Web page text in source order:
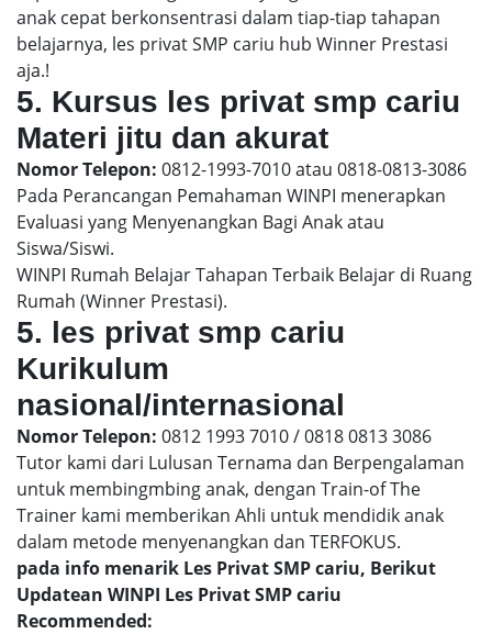
anak cepat berkonsentrasi dalam tiap-tiap tahapan
belajarnya, les privat SMP cariu hub Winner Prestasi
aja.!
5. Kursus les privat smp cariu
Materi jitu dan akurat
Nomor Telepon: 0812-1993-7010 atau 0818-0813-3086
Pada Perancangan Pemahaman WINPI menerapkan
Evaluasi yang Menyenangkan Bagi Anak atau
Siswa/Siswi.
WINPI Rumah Belajar Tahapan Terbaik Belajar di Ruang
Rumah (Winner Prestasi).
5. les privat smp cariu
Kurikulum
nasional/internasional
Nomor Telepon: 0812 1993 7010 / 0818 0813 3086
Tutor kami dari Lulusan Ternama dan Berpengalaman
untuk membingmbing anak, dengan Train-of The
Trainer kami memberikan Ahli untuk mendidik anak
dalam metode menyenangkan dan TERFOKUS.
pada info menarik Les Privat SMP cariu, Berikut
Updatean WINPI Les Privat SMP cariu
Recommended: